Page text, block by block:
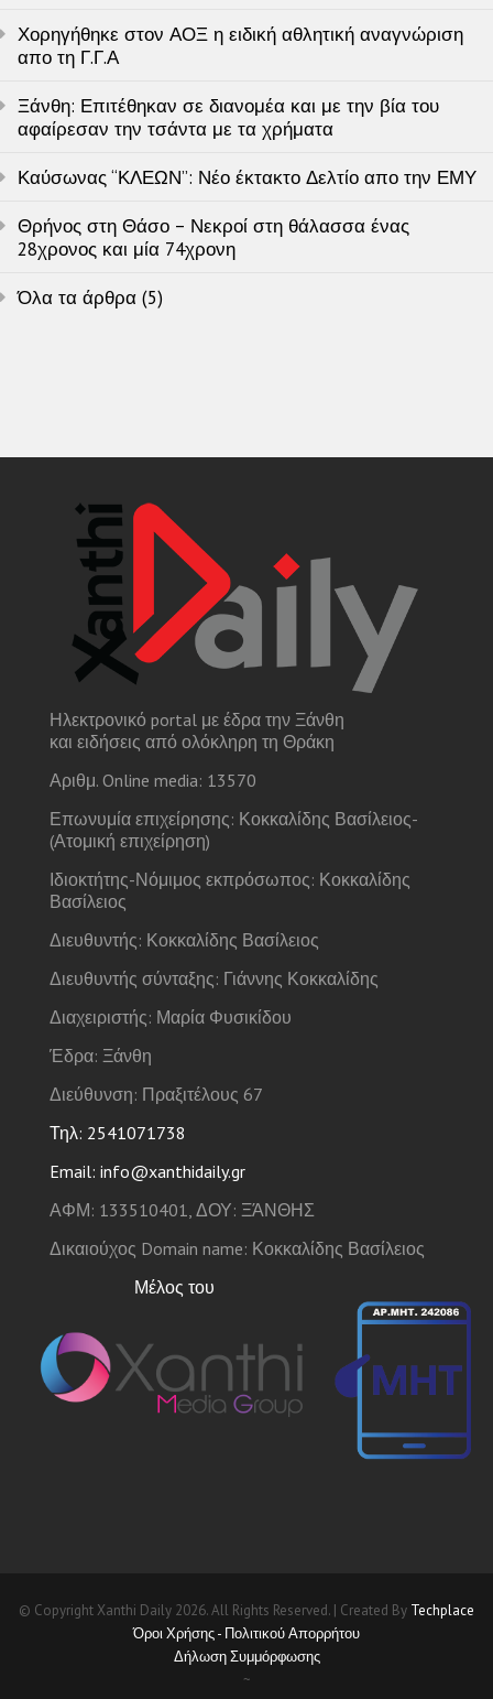
Χορηγήθηκε στον ΑΟΞ η ειδική αθλητική αναγνώριση
απο τη Γ.Γ.Α
Ξάνθη: Επιτέθηκαν σε διανομέα και με την βία του
αφαίρεσαν την τσάντα με τα χρήματα
Καύσωνας “ΚΛΕΩΝ”: Νέο έκτακτο Δελτίο απο την ΕΜΥ
Θρήνος στη Θάσο – Νεκροί στη θάλασσα ένας
28χρονος και μία 74χρονη
Όλα τα άρθρα (5)
Ηλεκτρονικό portal με έδρα την Ξάνθη
και ειδήσεις από ολόκληρη τη Θράκη
Αριθμ. Online media: 13570
Επωνυμία επιχείρησης: Κοκκαλίδης Βασίλειος-
(Ατομική επιχείρηση)
Ιδιοκτήτης-Νόμιμος εκπρόσωπος: Κοκκαλίδης
Βασίλειος
Διευθυντής: Κοκκαλίδης Βασίλειος
Διευθυντής σύνταξης: Γιάννης Κοκκαλίδης
Διαχειριστής: Μαρία Φυσικίδου
Έδρα: Ξάνθη
Διεύθυνση: Πραξιτέλους 67
Τηλ: 2541071738
Email: info@xanthidaily.gr
ΑΦΜ: 133510401, ΔΟΥ: ΞΆΝΘΗΣ
Δικαιούχος Domain name: Κοκκαλίδης Βασίλειος
Μέλος του
© Copyright Xanthi Daily 2026. All Rights Reserved. | Created By Techplace
Όροι Χρήσης - Πολιτικού Απορρήτου
Δήλωση Συμμόρφωσης
~